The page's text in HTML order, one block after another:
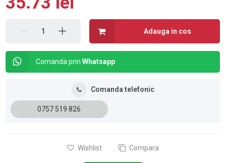
Adauga in cos
Comanda prinWhatsapp
Comanda telefonic
0757 519 826
Wishlist Compara